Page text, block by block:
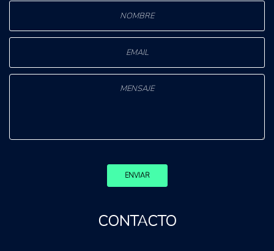
ENVIAR
CONTACTO